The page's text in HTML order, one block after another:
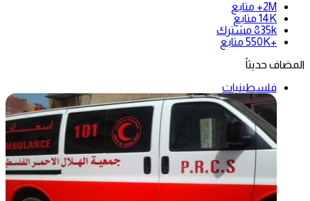
2M+
متابع
14K متابع
835k مشترك
+550K
متابع
المضاف حديثاً
فلسطينيات